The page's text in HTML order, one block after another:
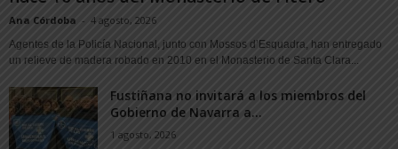
Ana Córdoba - 4 agosto, 2026
Agentes de la Policía Nacional, junto con Mossos d’Esquadra, han entregado
un relieve de madera robado en 2010 en el Monasterio de Santa Clara...
Fustiñana no invitará a los miembros del
Gobierno de Navarra a...
1 agosto, 2026